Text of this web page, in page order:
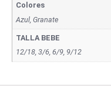
Colores
Azul, Granate
TALLA BEBE
12/18, 3/6, 6/9, 9/12